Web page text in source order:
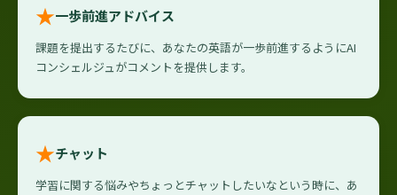
★一歩前進アドバイス
課題を提出するたびに、あなたの英語が一歩前進するようにAI
コンシェルジュがコメントを提供します。
★チャット
学習に関する悩みやちょっとチャットしたいなという時に、あ